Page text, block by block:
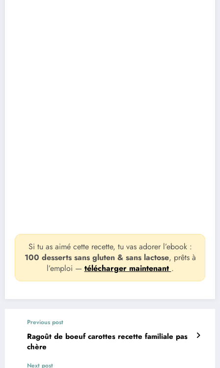
Si tu as aimé cette recette, tu vas adorer l’ebook :
100 desserts sans gluten & sans lactose, prêts à
l’emploi — télécharger maintenant .
Previous post
Ragoût de boeuf carottes recette familiale pas
chère
Next post